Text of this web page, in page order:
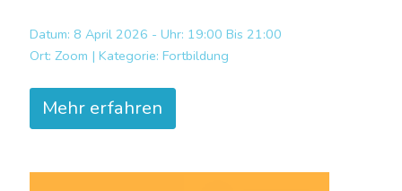
Datum: 8 April 2026 - Uhr: 19:00 Bis 21:00
Ort: Zoom | Kategorie: Fortbildung
Mehr erfahren